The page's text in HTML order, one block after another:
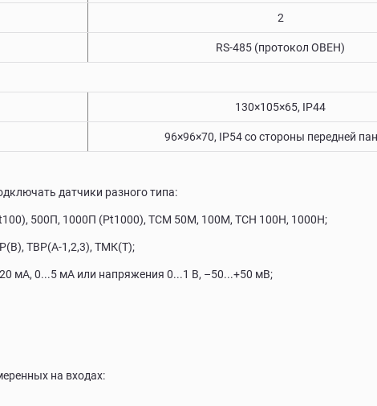
2
RS-485 (протокол ОВЕН)
130×105×65, IP44
96×96×70, IP54 со cтороны передней
датчики разного типа:
500П, 1000П (Pt1000), ТСМ 50М, 100М, ТСН 100Н, 1000Н;
TВР(А-1,2,3), ТМК(Т);
мА, 0...5 мА или напряжения 0...1 В, –50...+50 мВ;
на входах: